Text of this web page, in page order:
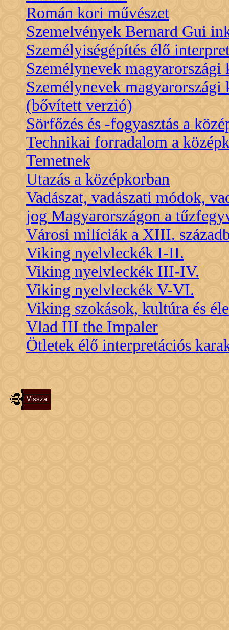
Román kori művészet
Szemelvények Bernard Gui
Személyiségépítés élő
Személynevek
Személynevek
(bővített verzió)
Sörfőzés és -fogyasztás a
Technikai forradalom a
Temetnek
Utazás a középkorban
Vadászat, vadászati módok,
jog Magyarországon a
Városi milíciák a XIII.
Viking nyelvleckék I-II.
Viking nyelvleckék III-IV.
Viking nyelvleckék V-VI.
Viking szokások, kultúra és
Vlad III the Impaler
Ötletek élő interpretációs